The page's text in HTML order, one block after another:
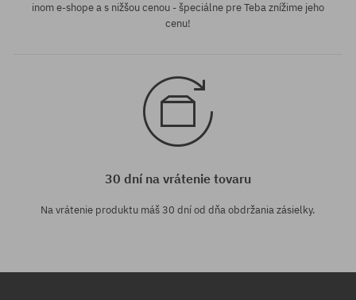
inom e-shope a s nižšou cenou - špeciálne pre Teba znížime jeho
cenu!
30 dní na vrátenie tovaru
Na vrátenie produktu máš 30 dní od dňa obdržania zásielky.